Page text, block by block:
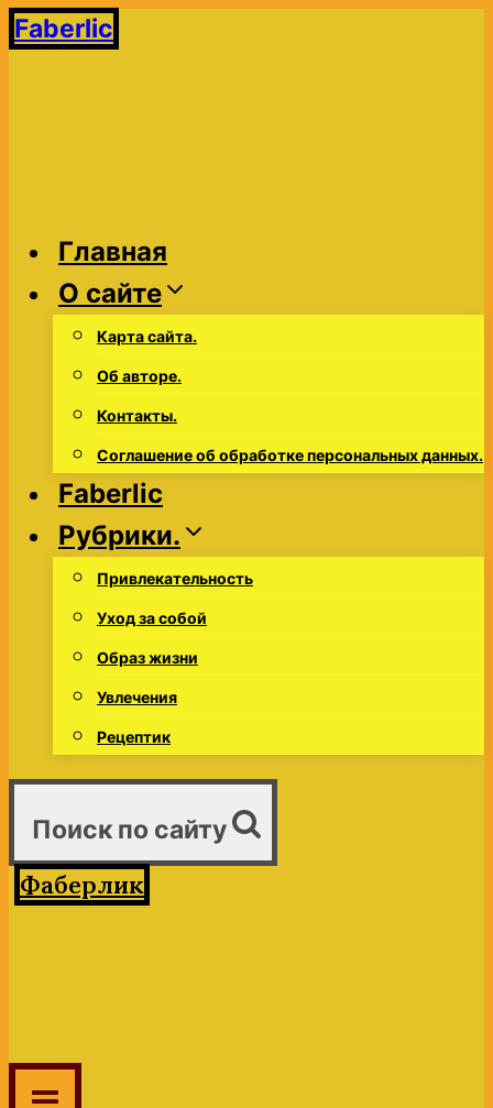
Перейти
Faberlic
Главная
О сайте
Карта сайта.
Об авторе.
Контакты.
Соглашение об обработке персональных данных.
Faberlic
Рубрики.
Привлекательность
Уход за собой
Образ жизни
Увлечения
Рецептик
Поиск по сайту
Фаберлик